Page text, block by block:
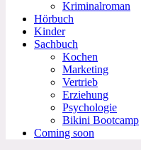
Kriminalroman
Hörbuch
Kinder
Sachbuch
Kochen
Marketing
Vertrieb
Erziehung
Psychologie
Bikini Bootcamp
Coming soon